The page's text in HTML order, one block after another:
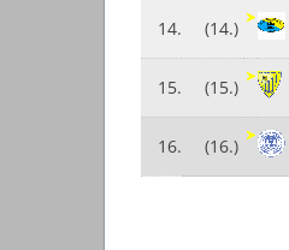
14. (14.)
15. (15.)
16. (16.)